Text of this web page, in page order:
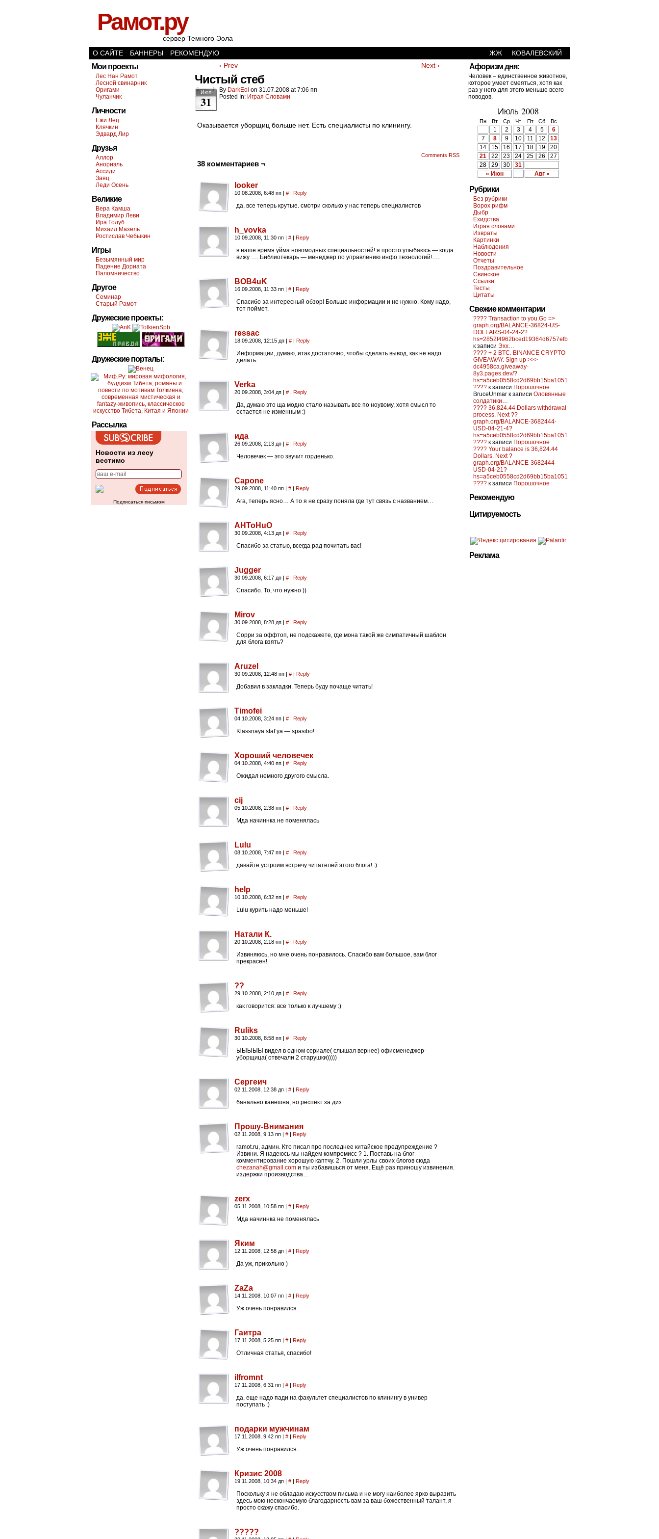
Рамот.ру
сервер Темного Эола
О САЙТЕ
БАННЕРЫ РЕКОМЕНДУЮ ЖЖ КОВАЛЕВСКИЙ
Мои проекты
Лес Нан Рамот
Лесной свинарник
Оригами
Чуланчик
Личности
Ежи Лец
Клячкин
Эдвард Лир
Друзья
Аллор
Анориэль
Ассиди
Заяц
Леди Осень
Великие
Вера Камша
Владимир Леви
Ира Голуб
Михаил Мазель
Ростислав Чебыкин
Игры
Безымянный мир
Падение Дориата
Паломничество
Другое
Семинар
Старый Рамот
Дружеские проекты:
Дружеские порталы:
Рассылка
Новости из лесу
вестимо
Подписаться письмом
‹ Prev Next ›
Чистый стеб
Июл
31
By DarkEol on 31.07.2008 at7:06 пп
Posted In: Играя Словами
Оказывается уборщиц больше нет. Есть специалисты по клинингу.
Comments RSS
38 комментариев ¬
looker
10.08.2008, 6:48 пп | # | Reply
да, все теперь крутые. смотри сколько у нас теперь специалистов
h_vovka
10.09.2008, 11:30 пп | # | Reply
в наше время уйма новомодных специальностей! я просто улыбаюсь — когда
вижу …. Библиотекарь — менеджер по управлению инфо.технологий!….
BOB4uK
16.09.2008, 11:33 пп | # | Reply
Спасибо за интересный обзор! Больше информации и не нужно. Кому надо,
тот поймет.
ressac
18.09.2008, 12:15 дп | # | Reply
Информации, думаю, итак достаточно, чтобы сделать вывод, как не надо
делать.
Verka
20.09.2008, 3:04 дп | # | Reply
Да, думаю это ща модно стало называть все по ноувому, хотя смысл то
остается не изменным :)
ида
26.09.2008, 2:13 дп | # | Reply
Человечек — это звучит горденько.
Capone
29.09.2008, 11:40 пп | # | Reply
Ага, теперь ясно… А то я не сразу поняла где тут связь с названием…
AHToHuO
30.09.2008, 4:13 дп | # | Reply
Спасибо за статью, всегда рад почитать вас!
Jugger
30.09.2008, 6:17 дп | # | Reply
Спасибо. То, что нужно ))
Mirov
30.09.2008, 8:28 дп | # | Reply
Сорри за оффтоп, не подскажете, где мона такой же симпатичный шаблон
для блога взять?
Aruzel
30.09.2008, 12:48 пп | # | Reply
Добавил в закладки. Теперь буду почаще читать!
Timofei
04.10.2008, 3:24 пп | # | Reply
Klassnaya stat’ya — spasibo!
Хороший человечек
04.10.2008, 4:40 пп | # | Reply
Ожидал немного другого смысла.
cij
05.10.2008, 2:38 пп | # | Reply
Мда начиннка не поменялась
Lulu
08.10.2008, 7:47 пп | # | Reply
давайте устроим встречу читателей этого блога! :)
help
10.10.2008, 6:32 пп | # | Reply
Lulu курить надо меньше!
Натали К.
20.10.2008, 2:18 пп | # | Reply
Извиняюсь, но мне очень понравилось. Спасибо вам большое, вам блог
прекрасен!
??
29.10.2008, 2:10 дп | # | Reply
как говорится: все только к лучшему :)
Ruliks
30.10.2008, 8:58 пп | # | Reply
ЫЫЫЫЫ видел в одном сериале( слышал вернее) офисменеджер-
уборщица( отвечали 2 старушки)))))
Сергеич
02.11.2008, 12:38 дп | # | Reply
банально канешна, но респект за диз
Прошу-Внимания
02.11.2008, 9:13 пп | # | Reply
ramot.ru, админ. Кто писал про последнее китайское предупреждение ?
Извини. Я надеюсь мы найдем компромисс ? 1. Поставь на блог-
комментирование хорошую каптчу. 2. Пошли урлы своих блогов сюда
chezanah@gmail.com и ты избавишься от меня. Ещё раз приношу извинения.
издержки производства…
zerx
05.11.2008, 10:58 пп | # | Reply
Мда начиннка не поменялась
Яким
12.11.2008, 12:58 дп | # | Reply
Да уж, прикольно )
ZaZa
14.11.2008, 10:07 пп | # | Reply
Уж очень понравился.
Гаитра
17.11.2008, 5:25 пп | # | Reply
Отличная статья, спасибо!
ilfromnt
17.11.2008, 6:31 пп | # | Reply
да, еще надо пади на факультет специалистов по клинингу в универ
поступать :)
подарки мужчинам
17.11.2008, 9:42 пп | # | Reply
Уж очень понравился.
Кризис 2008
19.11.2008, 10:34 дп | # | Reply
Поскольку я не обладаю искусством письма и не могу наиболее ярко выразить
здесь мою нескончаемую благодарность вам за ваш божественный талант, я
просто скажу спасибо.
?????
Афоризм дня:
Человек – единственное животное,
которое умеет смеяться, хотя как
раз у него для этого меньше всего
поводов.
Июль 2008
Пн Вт Ср Чт Пт Сб Вс
« Июн Авг »
1 2 3 4 5
6
7
8 9 10 11 12
13
14
15 16 17 18 19
20
21
22 23 24 25 26
27
28
29 30 31
Рубрики
Без рубрики
Ворох рифм
Дыбр
Ехидства
Играя словами
Извраты
Картинки
Наблюдения
Новости
Отчеты
Поздравительное
Свинское
Ссылки
Тесты
Цитаты
Свежие комментарии
???? Transaction to you.Go =>
graph.org/BALANCE-36824-US-
DOLLARS-04-24-2?
hs=2852f4962bced19364d6757efb5f6a84&
к записи Эхх…
???? + 2 BTC. BINANCE CRYPTO
GIVEAWAY. Sign up >>>
dc4958ca.giveaway-
8y3.pages.dev/?
hs=a5ceb0558cd2d69bb15ba10519f0d6c2&
???? к записи Порошочное
BruceUnmar к записи Оловянные
солдатики…
???? 36,824.44 Dollars withdrawal
process. Next ??
graph.org/BALANCE-3682444-
USD-04-21-4?
hs=a5ceb0558cd2d69bb15ba10519f0d6c2&
???? к записи Порошочное
???? Your balance is 36,824.44
Dollars. Next ?
graph.org/BALANCE-3682444-
USD-04-21?
hs=a5ceb0558cd2d69bb15ba10519f0d6c2&
???? к записи Порошочное
Рекомендую
Цитируемость
Реклама